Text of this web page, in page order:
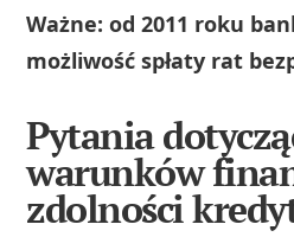
Ważne: od 2011 roku
możliwość spłaty rat
Pytania
warunków
zdolności